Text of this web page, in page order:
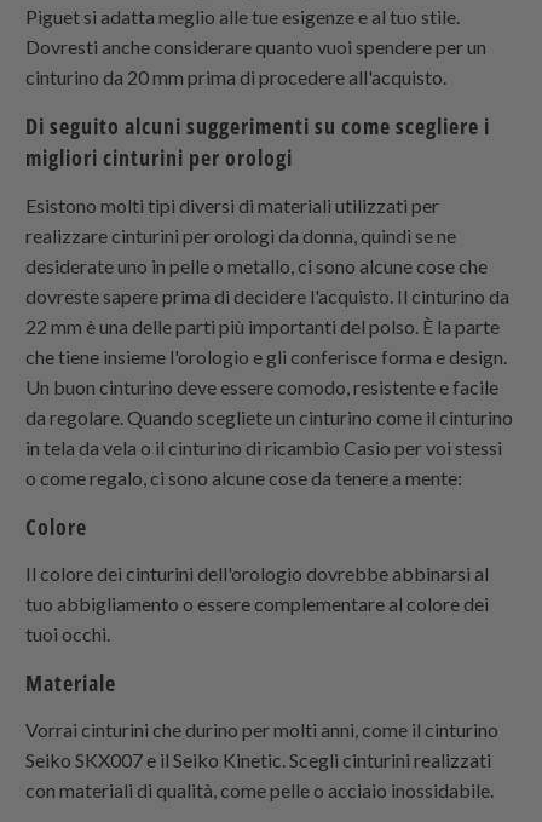
Piguet si adatta meglio alle tue esigenze e al tuo stile.
Dovresti anche considerare quanto vuoi spendere per un
cinturino da 20 mm prima di procedere all'acquisto.
Di seguito alcuni suggerimenti su come scegliere i
migliori cinturini per orologi
Esistono molti tipi diversi di materiali utilizzati per
realizzare cinturini per orologi da donna, quindi se ne
desiderate uno in pelle o metallo, ci sono alcune cose che
dovreste sapere prima di decidere l'acquisto. Il cinturino da
22 mm è una delle parti più importanti del polso. È la parte
che tiene insieme l'orologio e gli conferisce forma e design.
Un buon cinturino deve essere comodo, resistente e facile
da regolare. Quando scegliete un cinturino come il cinturino
in tela da vela o il cinturino di ricambio Casio per voi stessi
o come regalo, ci sono alcune cose da tenere a mente:
Colore
Il colore dei cinturini dell'orologio dovrebbe abbinarsi al
tuo abbigliamento o essere complementare al colore dei
tuoi occhi.
Materiale
Vorrai cinturini che durino per molti anni, come il cinturino
Seiko SKX007 e il Seiko Kinetic. Scegli cinturini realizzati
con materiali di qualità, come pelle o acciaio inossidabile.